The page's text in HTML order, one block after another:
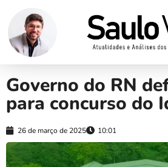
Governo do RN
para concurso do
26 de março de 2025 10:01